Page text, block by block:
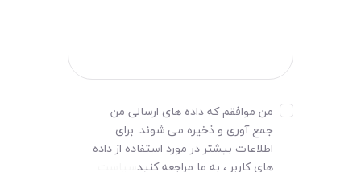
من موافقم که داده های ارسالی من
جمع آوری و ذخیره می شوند. برای
اطلاعات بیشتر در مورد استفاده از داده
های کاربر ، به ما مراجعه کنید